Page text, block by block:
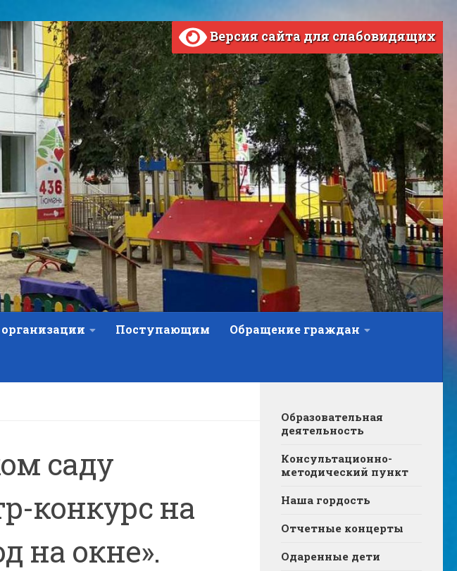
Версия сайта для слабовидящих
Поступающим Обращение граждан
саду
конкурс на
на окне».
Образовательная
деятельность
Консультационно-
методический пункт
Наша гордость
Отчетные концерты
Одаренные дети